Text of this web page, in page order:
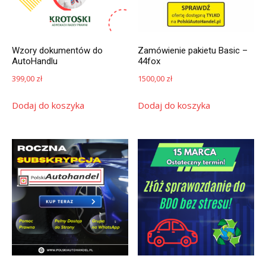
Wzory dokumentów do
AutoHandlu
399,00 zł
Dodaj do koszyka
Zamówienie pakietu Basic –
44fox
1500,00 zł
Dodaj do koszyka